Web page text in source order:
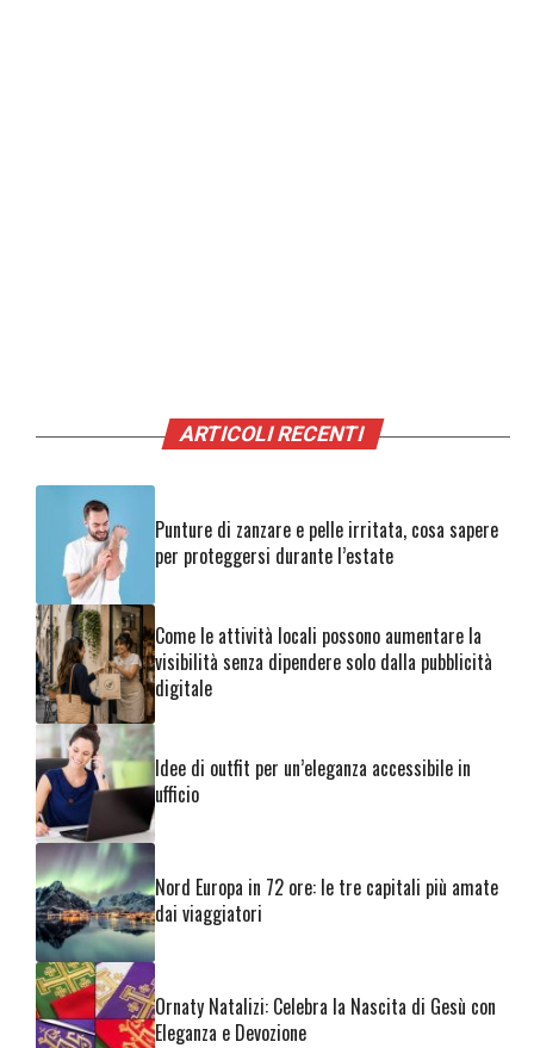
ARTICOLI RECENTI
Punture di zanzare e pelle irritata, cosa sapere
per proteggersi durante l’estate
Come le attività locali possono aumentare la
visibilità senza dipendere solo dalla pubblicità
digitale
Idee di outfit per un’eleganza accessibile in
ufficio
Nord Europa in 72 ore: le tre capitali più amate
dai viaggiatori
Ornaty Natalizi: Celebra la Nascita di Gesù con
Eleganza e Devozione